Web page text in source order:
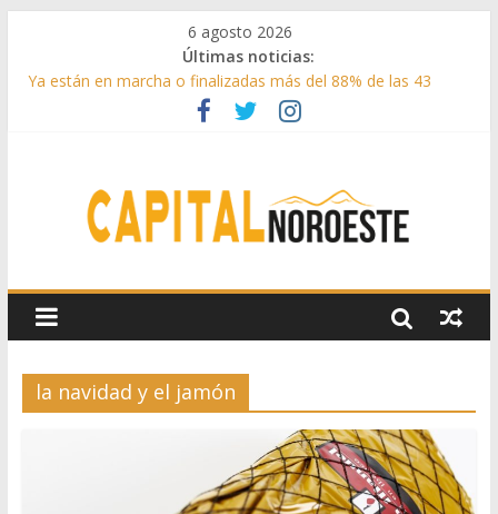
6 agosto 2026
Últimas noticias:
Ya están en marcha o finalizadas más del 88% de las 43
medidas urgentes para reconstruir la Sierra Oeste
Cerca de 33.000 asistentes en los espectáculos de la
kilos de forraje a las ganaderías afectadas por los incendios
de la Sierra Oeste
Guadarrama abre matricula 2026-2027 del Aula de
Humanidades
la navidad y el jamón